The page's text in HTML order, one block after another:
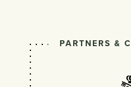
PARTNERS &